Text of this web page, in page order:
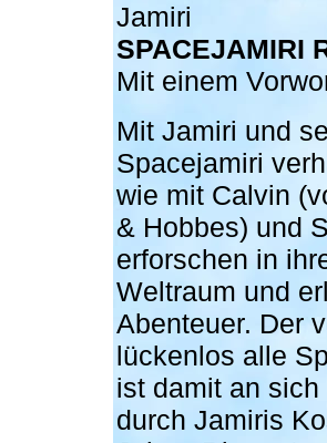
Jamiri
SPACEJAMIRI
Mit einem
Mit Jamiri und
Spacejamiri
wie mit Calvin
& Hobbes) und
erforschen in
Weltraum und
Abenteuer. Der
lückenlos alle
ist damit an
durch Jamiris